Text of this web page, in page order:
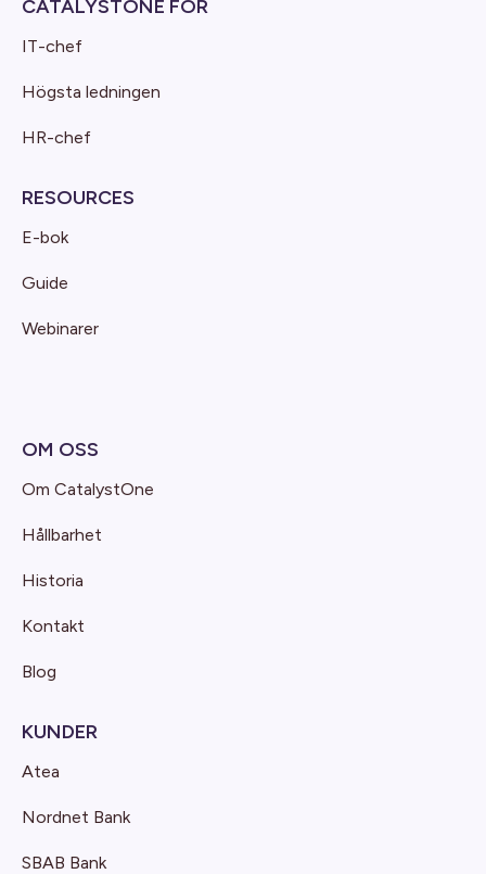
CATALYSTONE FÖR
IT-chef
Högsta ledningen
HR-chef
RESOURCES
E-bok
Guide
Webinarer
OM OSS
Om CatalystOne
Hållbarhet
Historia
Kontakt
Blog
KUNDER
Atea
Nordnet Bank
SBAB Bank